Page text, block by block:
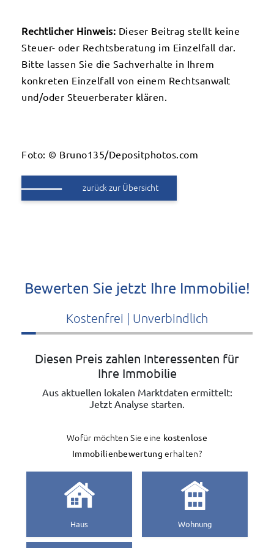
Rechtlicher Hinweis: Dieser Beitrag stellt keine
Steuer- oder Rechtsberatung im Einzelfall dar.
Bitte lassen Sie die Sachverhalte in Ihrem
konkreten Einzelfall von einem Rechtsanwalt
und/oder Steuerberater klären.
Foto: © Bruno135/Depositphotos.com
zurück zur Übersicht
Bewerten Sie jetzt Ihre Immobilie!
Kostenfrei | Unverbindlich
Diesen Preis zahlen Interessenten für
Ihre Immobilie
Aus aktuellen lokalen Marktdaten ermittelt:
Jetzt Analyse starten.
Wofür möchten Sie eine kostenlose
Immobilienbewertung erhalten?
Haus Wohnung